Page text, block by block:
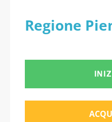
Regione